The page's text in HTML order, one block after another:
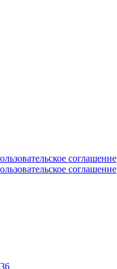
соглашение
соглашение